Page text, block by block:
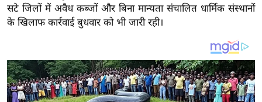
त
ष
ज्ञ
रा
सटे जिलों में अवैध कब्जों और बिना मान्यता संचालित धार्मिक संस्थानों
के खिलाफ कार्रवाई बुधवार को भी जारी रही।